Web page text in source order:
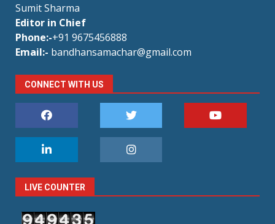
Sumit Sharma
Editor in Chief
Phone:-+91 9675456888
Email:- bandhansamachar@gmail.com
CONNECT WITH US
LIVE COUNTER